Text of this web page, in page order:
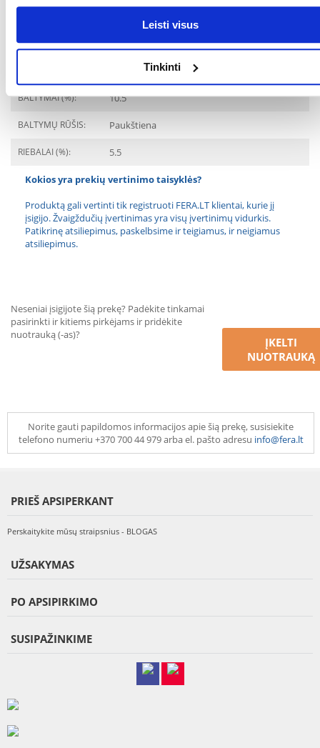
Leisti visus
Tinkinti
Jaunesnysis
BALTYMAI (%): 10.5
BALTYMŲ RŪŠIS: Paukštiena
RIEBALAI (%): 5.5
Kokios yra prekių vertinimo taisyklės?
Produktą gali vertinti tik registruoti FERA.LT klientai, kurie jį
įsigijo. Žvaigždučių įvertinimas yra visų įvertinimų vidurkis.
Patikrinę atsiliepimus, paskelbsime ir teigiamus, ir neigiamus
atsiliepimus.
Neseniai įsigijote šią prekę? Padėkite tinkamai
pasirinkti ir kitiems pirkėjams ir pridėkite
nuotrauką (-as)?
ĮKELTI
NUOTRAUKĄ
Norite gauti papildomos informacijos apie šią prekę, susisiekite
telefono numeriu +370 700 44 979 arba el. pašto adresu info@fera.lt
PRIEŠ APSIPERKANT
Perskaitykite mūsų straipsnius - BLOGAS
UŽSAKYMAS
PO APSIPIRKIMO
SUSIPAŽINKIME